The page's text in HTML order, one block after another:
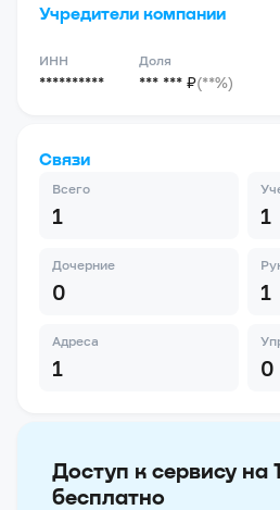
Учредители компании
ИНН
**********
Доля
*** *** ₽(**%)
Связи
Всего
1 1
Дочерние
0 1
Адреса
1 0
Доступ к сервису на
бесплатно